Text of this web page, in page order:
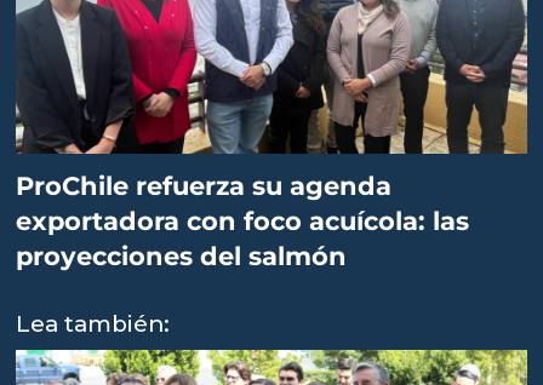
ProChile refuerza su agenda
exportadora con foco acuícola: las
proyecciones del salmón
Lea también: